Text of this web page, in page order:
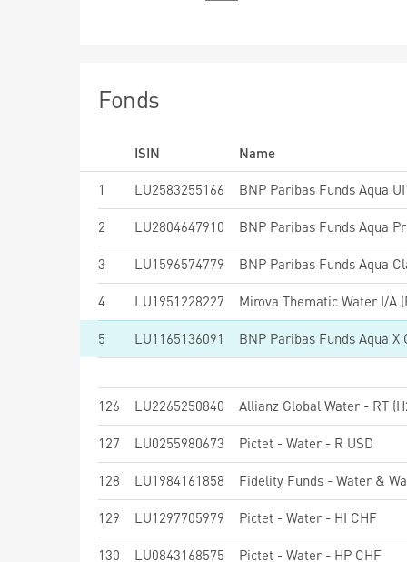
Fonds
ISIN
Name
1
LU2583255166 BNP Paribas Funds Aqua
2 LU2804647910 BNP Paribas Funds Aqua
3 LU1596574779 BNP Paribas Funds Aqua
4 LU1951228227 Mirova Thematic Water I/A
5 LU1165136091 BNP Paribas Funds Aqua
126 LU2265250840 Allianz Global Water - RT
127 LU0255980673 Pictet - Water - R USD
128 LU1984161858 Fidelity Funds - Water &
129 LU1297705979 Pictet - Water - HI CHF
130 LU0843168575 Pictet - Water - HP CHF